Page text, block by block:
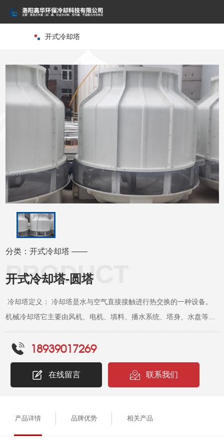
网站首页
关于我们
产品中心
资讯中心
开式冷却塔
分类：开式冷却塔 ——
开式冷却塔-圆塔
机械冷却塔它主要由风机、电机、填料、播水系统、塔身、水盘等组
换从而达到降低水温的目的。水塔的构造及设计工况在每个厂家产品
说明书上均有注明，而我们现在冷却塔循环流量采用的水吨为单位是
国际上比较常用的单位，且冷却塔在选型上应留有20％左右的余量。
气由下向上或水平方向流动，利用水的蒸发及冷空气和热水的热传递
带走水中热量的设备。 横流式冷却塔：是指冷却热水从上向下穿过
18939017269
在线留言 联系我们
产品详情 品牌优势 相关产品